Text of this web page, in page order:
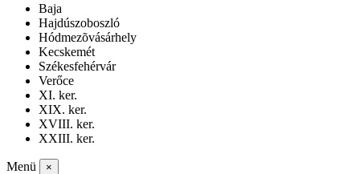
Baja
Hajdúszoboszló
Hódmezõvásárhely
Kecskemét
Székesfehérvár
Verőce
XI. ker.
XIX. ker.
XVIII. ker.
XXIII. ker.
Menü ×